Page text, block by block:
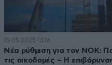
15·05·2025 13:16
Νέα ρύθμιση για τον ΝΟΚ:
τις οικοδομές – Η